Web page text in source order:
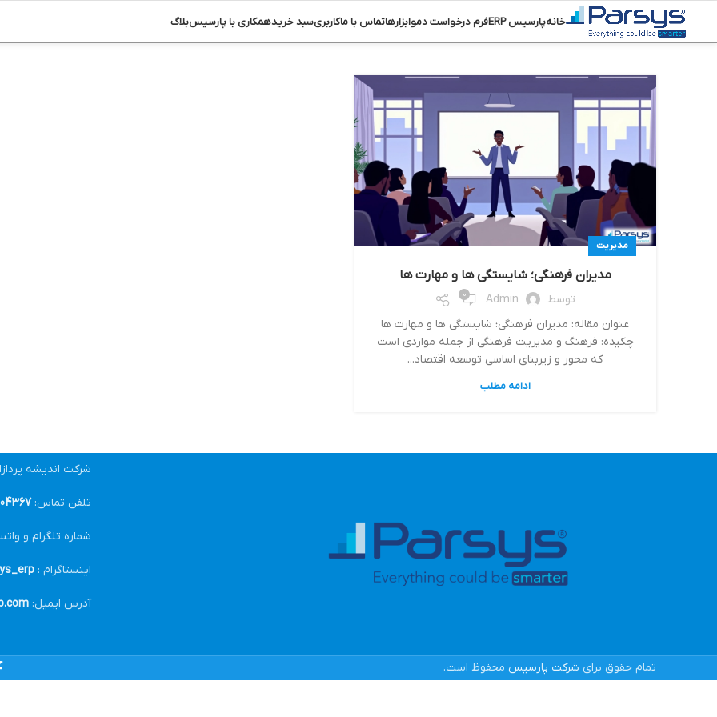
خانهپارسیس ERP فرم درخواست دموابزارهاتماس با ماکاربریسبد خریدهمکاری با پارسیسبلاگ
مدیریت
مدیران فرهنگی؛ شایستگی ها و مهارت ها
توسط Admin
0
عنوان مقاله: مدیران فرهنگی؛ شایستگی ها و مهارت ها
چکیده: فرهنگ و مدیریت فرهنگی از جمله مواردی است
که محور و زیربنای اساسی توسعه اقتصاد...
ادامه مطلب
شرکت اندیشه
تلفن تماس:021
شماره تلگرام و
اینستاگرام :
آدرس ایمیل:
تمام حقوق برای شرکت پارسیس محفوظ است.